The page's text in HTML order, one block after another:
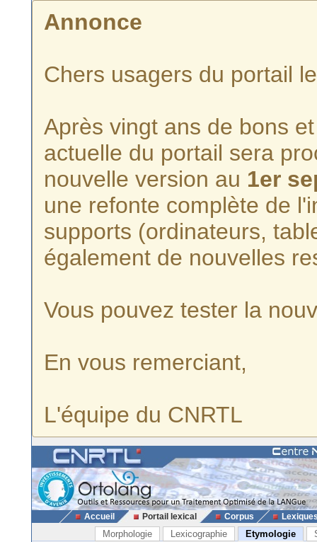
Annonce
Chers usagers du portail
Après vingt ans de bons
actuelle du portail sera
nouvelle version au 1er
une refonte complète de
supports (ordinateurs,
également de nouvelles
Vous pouvez tester la
En vous remerciant,
L'équipe du CNRTL
Accueil Portail lexical Corpus
Morphologie Lexicographie Etymologie